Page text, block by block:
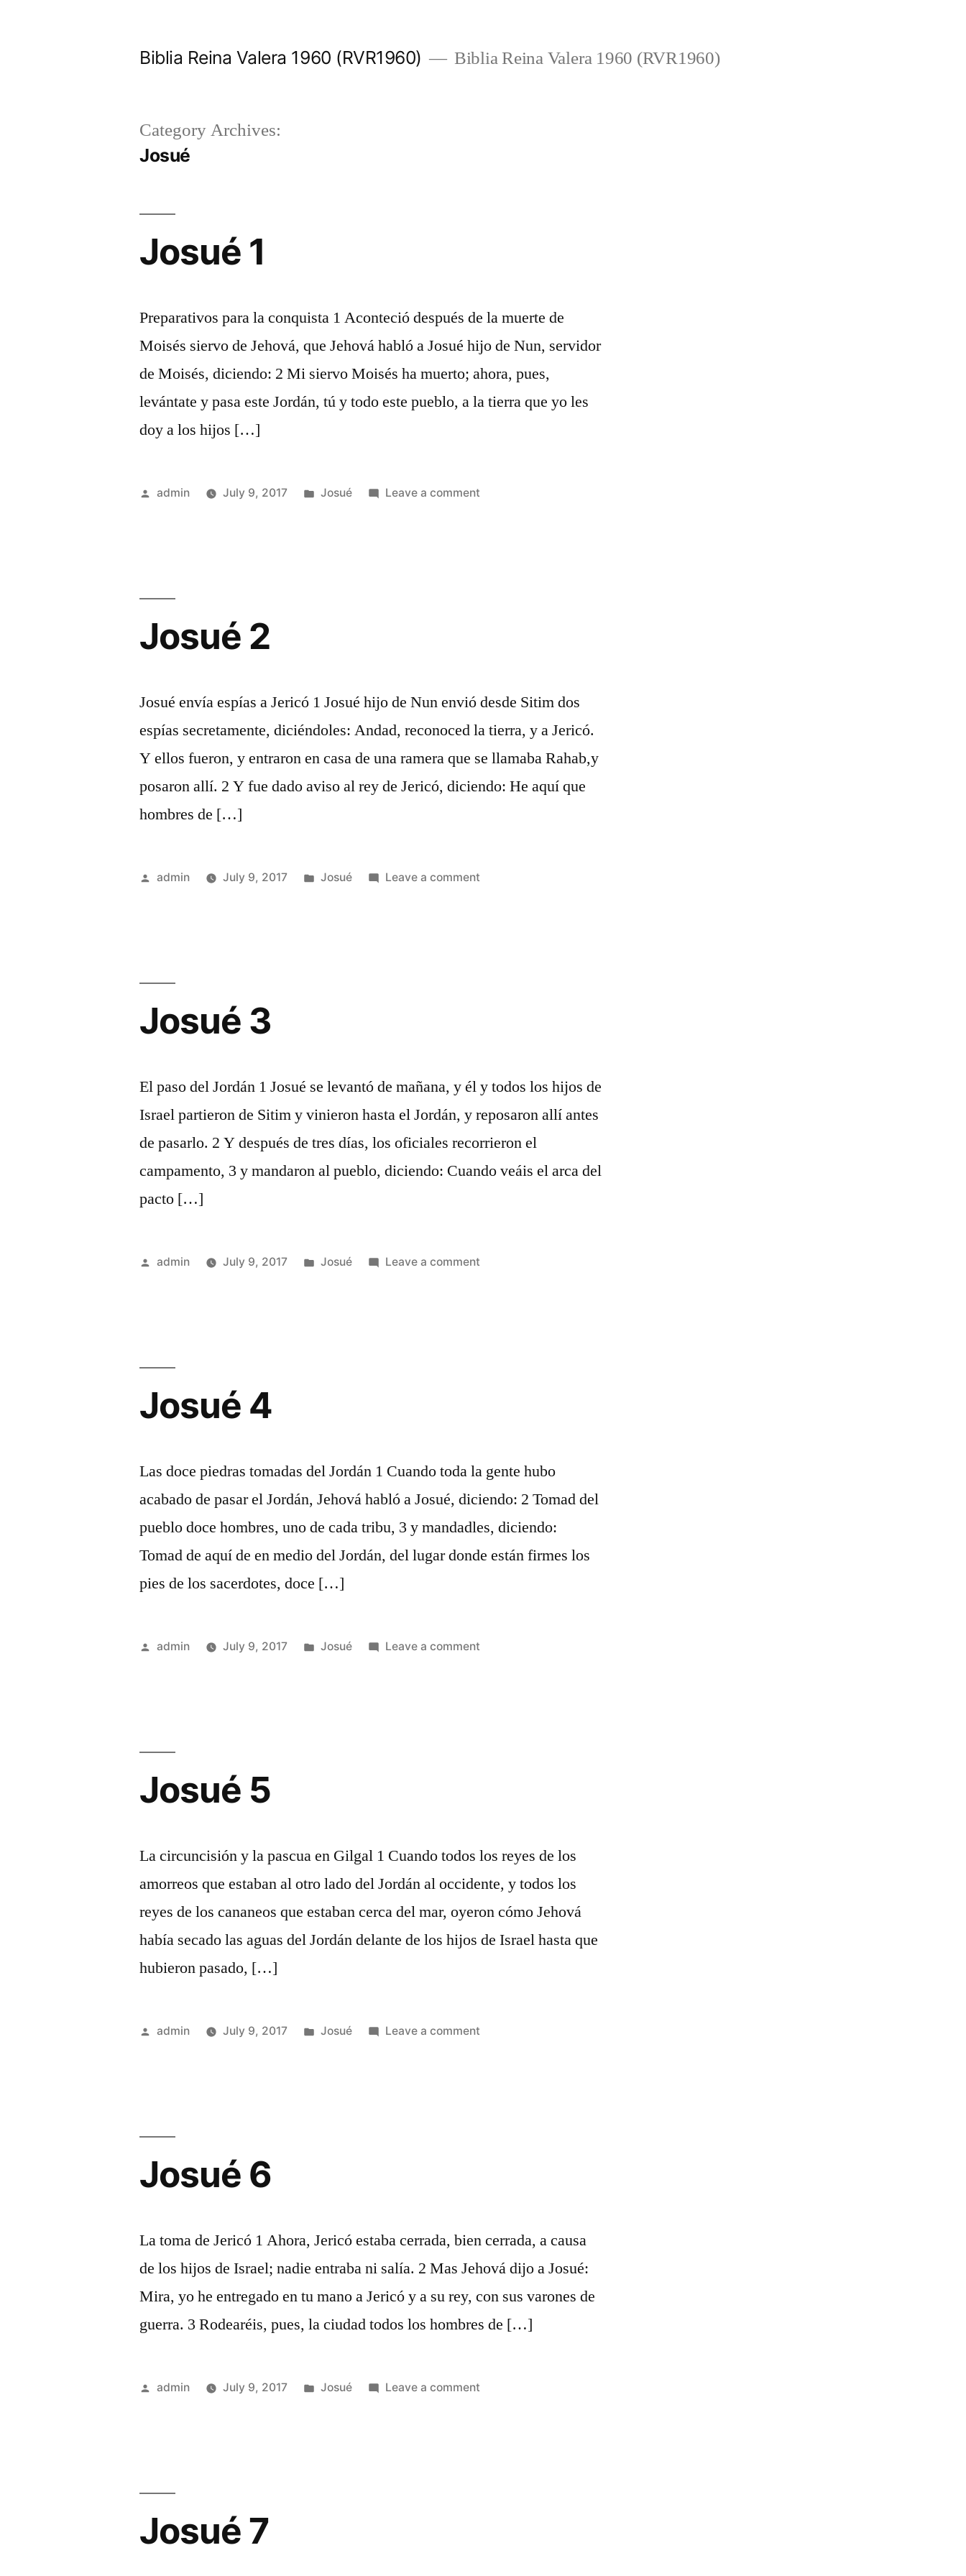
Biblia Reina Valera 1960 (RVR1960) Biblia Reina Valera 1960 (RVR1960)
Category Archives:
Josué
Josué 1
Preparativos para la conquista 1 Aconteció después de la muerte de
Moisés siervo de Jehová, que Jehová habló a Josué hijo de Nun, servidor
de Moisés, diciendo: 2 Mi siervo Moisés ha muerto; ahora, pues,
levántate y pasa este Jordán, tú y todo este pueblo, a la tierra que yo les
doy a los hijos […]
Posted
admin July 9, 2017
Posted
Josué Leave a commenton
Josué 2
Josué envía espías a Jericó 1 Josué hijo de Nun envió desde Sitim dos
espías secretamente, diciéndoles: Andad, reconoced la tierra, y a Jericó.
Y ellos fueron, y entraron en casa de una ramera que se llamaba Rahab,y
posaron allí. 2 Y fue dado aviso al rey de Jericó, diciendo: He aquí que
hombres de […]
Posted
admin July 9, 2017
Posted
Josué Leave a commenton
Josué 3
El paso del Jordán 1 Josué se levantó de mañana, y él y todos los hijos de
Israel partieron de Sitim y vinieron hasta el Jordán, y reposaron allí antes
de pasarlo. 2 Y después de tres días, los oficiales recorrieron el
campamento, 3 y mandaron al pueblo, diciendo: Cuando veáis el arca del
pacto […]
Posted
admin July 9, 2017
Posted
Josué Leave a commenton
Josué 4
Las doce piedras tomadas del Jordán 1 Cuando toda la gente hubo
acabado de pasar el Jordán, Jehová habló a Josué, diciendo: 2 Tomad del
pueblo doce hombres, uno de cada tribu, 3 y mandadles, diciendo:
Tomad de aquí de en medio del Jordán, del lugar donde están firmes los
pies de los sacerdotes, doce […]
Posted
admin July 9, 2017
Posted
Josué Leave a commenton
Josué 5
La circuncisión y la pascua en Gilgal 1 Cuando todos los reyes de los
amorreos que estaban al otro lado del Jordán al occidente, y todos los
reyes de los cananeos que estaban cerca del mar, oyeron cómo Jehová
había secado las aguas del Jordán delante de los hijos de Israel hasta que
hubieron pasado, […]
Posted
admin July 9, 2017
Posted
Josué Leave a commenton
Josué 6
La toma de Jericó 1 Ahora, Jericó estaba cerrada, bien cerrada, a causa
de los hijos de Israel; nadie entraba ni salía. 2 Mas Jehová dijo a Josué:
Mira, yo he entregado en tu mano a Jericó y a su rey, con sus varones de
guerra. 3 Rodearéis, pues, la ciudad todos los hombres de […]
Posted
admin July 9, 2017
Posted
Josué Leave a commenton
Josué 7